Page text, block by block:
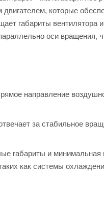
которые
габариты
оси вращения,
направление
за стабильное
габариты и минимальная
как системы